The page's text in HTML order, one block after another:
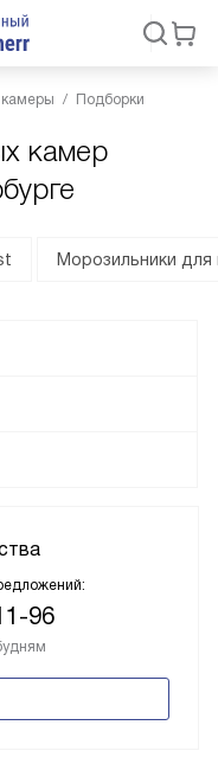
Подборки
камер
Морозильники
96